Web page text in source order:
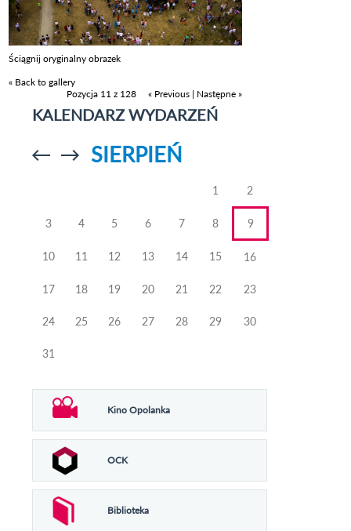
Ściągnij oryginalny obrazek
« Back to gallery
Pozycja 11 z 128
« Previous | Następne »
KALENDARZ WYDARZEŃ
Przejdź doPrzejdź do
SIERPIEŃ
1 2
3 4 5 6 7 8 9
10 11 12 13 14 15 16
17 18 19 20 21 22 23
24 25 26 27 28 29 30
31
Kino Opolanka
OCK
Biblioteka